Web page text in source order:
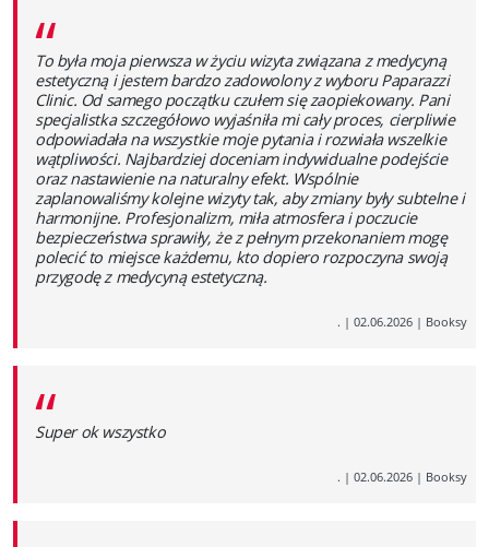
“
To była moja pierwsza w życiu wizyta związana z medycyną
estetyczną i jestem bardzo zadowolony z wyboru Paparazzi
Clinic. Od samego początku czułem się zaopiekowany. Pani
specjalistka szczegółowo wyjaśniła mi cały proces, cierpliwie
odpowiadała na wszystkie moje pytania i rozwiała wszelkie
wątpliwości. Najbardziej doceniam indywidualne podejście
oraz nastawienie na naturalny efekt. Wspólnie
zaplanowaliśmy kolejne wizyty tak, aby zmiany były subtelne i
harmonijne. Profesjonalizm, miła atmosfera i poczucie
bezpieczeństwa sprawiły, że z pełnym przekonaniem mogę
polecić to miejsce każdemu, kto dopiero rozpoczyna swoją
przygodę z medycyną estetyczną.
. | 02.06.2026 | Booksy
“
Super ok wszystko
. | 02.06.2026 | Booksy